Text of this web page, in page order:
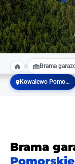
Kowalewo Pomorskie
Brama
Pomorskie